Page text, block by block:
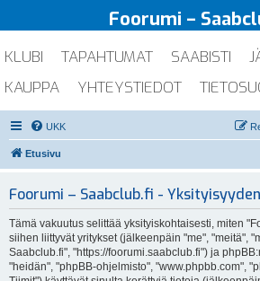
Foorumi –
KLUBI TAPAHTUMAT SAABISTI
KAUPPA
YHTEYSTIEDOT
UKK
Etusivu
Foorumi – Saabclub.fi -
Tämä vakuutus selittää yksityiskohtaisesti, miten
siihen liittyvät yritykset (jälkeenpäin "me", "meitä",
Saabclub.fi", "https://foorumi.saabclub.fi") ja
"heidän", "phpBB-ohjelmisto", "www.phpbb.com",